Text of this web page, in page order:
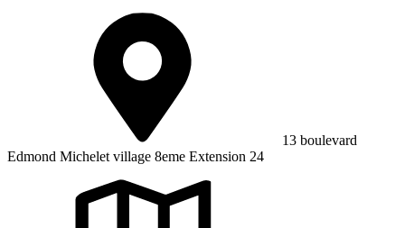
13 boulevard
Edmond Michelet village 8eme Extension 24